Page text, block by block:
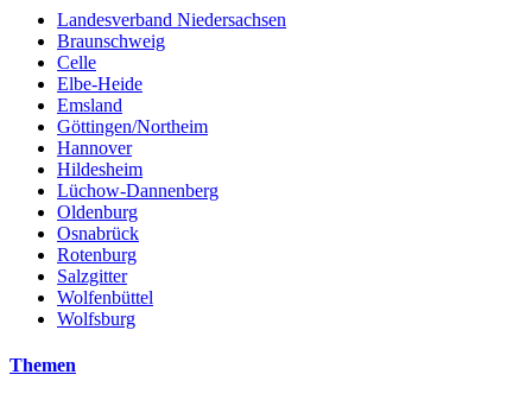
Landesverband Niedersachsen
Braunschweig
Celle
Elbe-Heide
Emsland
Göttingen/Northeim
Hannover
Hildesheim
Lüchow-Dannenberg
Oldenburg
Osnabrück
Rotenburg
Salzgitter
Wolfenbüttel
Wolfsburg
Themen